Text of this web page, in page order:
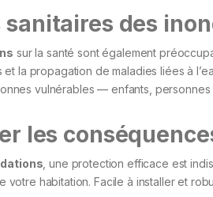
sanitaires des
sur la santé sont également
et la propagation de maladies liées à
vulnérables — enfants,
les
, une protection efficace est
habitation. Facile à installer et